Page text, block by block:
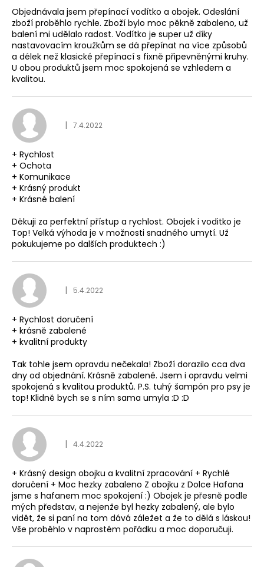
Objednávala jsem přepínací vodítko a obojek. Odeslání
zboží proběhlo rychle. Zboží bylo moc pěkně zabaleno, už
balení mi udělalo radost. Vodítko je super už díky
nastavovacím kroužkům se dá přepínat na více způsobů
a délek než klasické přepínací s fixně připevněnými kruhy.
U obou produktů jsem moc spokojená se vzhledem a
kvalitou.
Hodnocení
| 7.4.2022
+ Rychlost
+ Ochota
+ Komunikace
+ Krásný produkt
+ Krásné balení
Děkuji za perfektní přístup a rychlost. Obojek i voditko je
Top! Velká výhoda je v možnosti snadného umytí. Už
pokukujeme po dalších produktech :)
Hodnocení
| 5.4.2022
+ Rychlost doručení
+ krásně zabalené
+ kvalitní produkty
Tak tohle jsem opravdu nečekala! Zboží dorazilo cca dva
dny od objednání. Krásně zabalené. Jsem i opravdu velmi
spokojená s kvalitou produktů. P.S. tuhý šampón pro psy je
top! Klidně bych se s ním sama umyla :D :D
Hodnocení
| 4.4.2022
+ Krásný design obojku a kvalitní zpracování + Rychlé
doručení + Moc hezky zabaleno Z obojku z Dolce Hafana
jsme s hafanem moc spokojení :) Obojek je přesně podle
mých představ, a nejenže byl hezky zabalený, ale bylo
vidět, že si paní na tom dává záležet a že to dělá s láskou!
Vše proběhlo v naprostém pořádku a moc doporučuji.